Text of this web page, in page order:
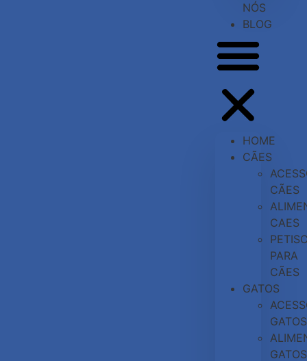
NÓS
BLOG
HOME
CÃES
CÃES
CAES
PARA
CÃES
GATOS
GATOS
GATOS